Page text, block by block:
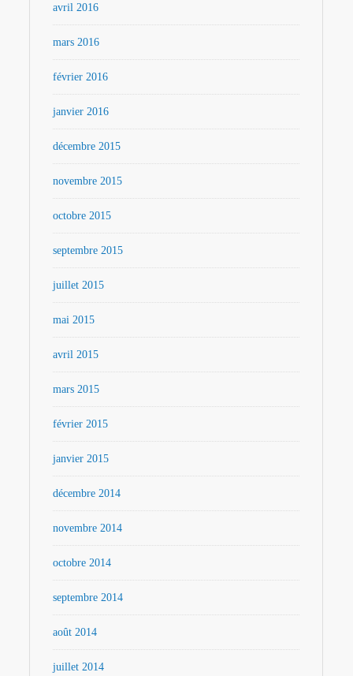
avril 2016
mars 2016
février 2016
janvier 2016
décembre 2015
novembre 2015
octobre 2015
septembre 2015
juillet 2015
mai 2015
avril 2015
mars 2015
février 2015
janvier 2015
décembre 2014
novembre 2014
octobre 2014
septembre 2014
août 2014
juillet 2014